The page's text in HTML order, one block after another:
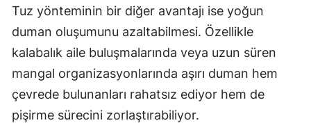
Rize
Sakarya
Tuz yönteminin bir diğer avantajı ise yoğun
duman oluşumunu azaltabilmesi. Özellikle
kalabalık aile buluşmalarında veya uzun süren
mangal organizasyonlarında aşırı duman hem
çevrede bulunanları rahatsız ediyor hem de
pişirme sürecini zorlaştırabiliyor.